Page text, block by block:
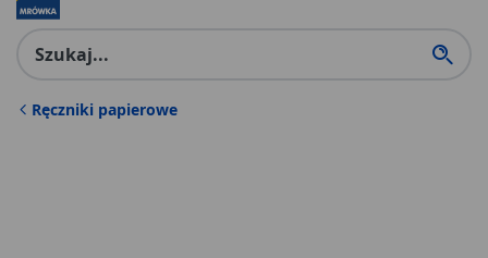
Ręczniki papierowe